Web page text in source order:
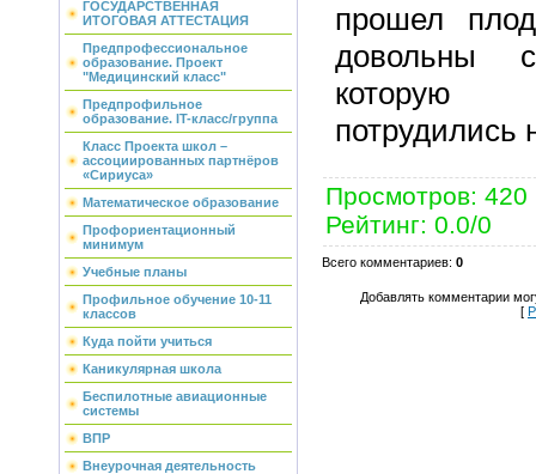
ГОСУДАРСТВЕННАЯ
ИТОГОВАЯ АТТЕСТАЦИЯ
Предпрофессиональное
образование. Проект
"Медицинский класс"
Предпрофильное
образование. IT-класс/группа
Класс Проекта школ –
ассоциированных партнёров
«Сириуса»
Математическое образование
Профориентационный
минимум
Учебные планы
Профильное обучение 10-11
классов
Куда пойти учиться
Каникулярная школа
Беспилотные авиационные
системы
ВПР
Внеурочная деятельность
прошел
довольны
потрудились
Просмотров: 420
Рейтинг: 0.0/0
Всего комментариев: 0
Добавлять комментарии
[